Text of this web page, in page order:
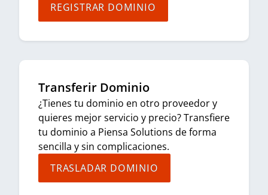
REGISTRAR DOMINIO
Transferir Dominio
¿Tienes tu dominio en otro proveedor y
quieres mejor servicio y precio? Transfiere
tu dominio a Piensa Solutions de forma
sencilla y sin complicaciones.
TRASLADAR DOMINIO